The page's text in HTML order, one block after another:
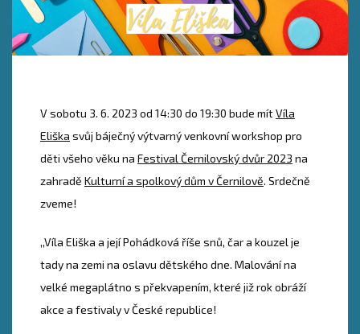
V sobotu 3. 6. 2023 od 14:30 do 19:30 bude mítVíla
Eliška svůj báječný výtvarný venkovní workshop pro
děti všeho věku na Festival Černilovský dvůr 2023 na
zahradě Kulturní a spolkový dům v Černilově. Srdečně
zveme!
,,Víla Eliška a její Pohádková říše snů, čar a kouzel je
tady na zemi na oslavu dětského dne. Malování na
velké megaplátno s překvapením, které již rok obráží
akce a festivaly v České republice!